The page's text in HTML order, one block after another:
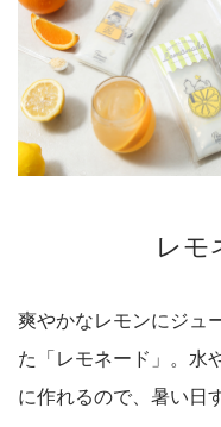
レモ
爽やかなレモンにジュ
た「レモネード」。水
に作れるので、暑い日